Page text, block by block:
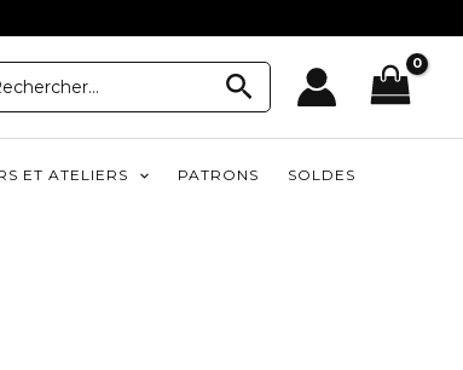
Recherche
ET ATELIERS PATRONS SOLDES